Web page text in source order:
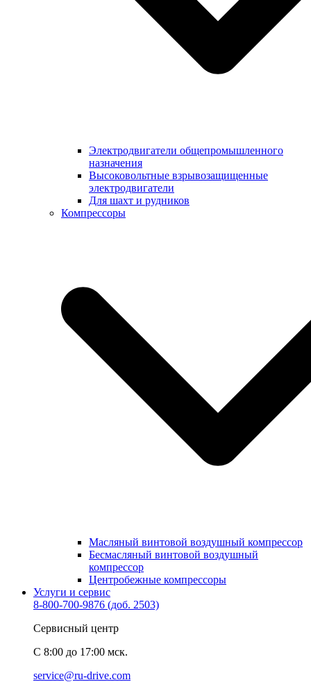
Электродвигатели общепромышленного
назначения
Высоковольтные взрывозащищенные
электродвигатели
Для шахт и рудников
Компрессоры
Масляный винтовой воздушный компрессор
Бесмасляный винтовой воздушный
компрессор
Центробежные компрессоры
Услуги и сервис
8-800-700-9876 (доб. 2503)
Сервисный центр
C 8:00 до 17:00 мск.
service@ru-drive.com